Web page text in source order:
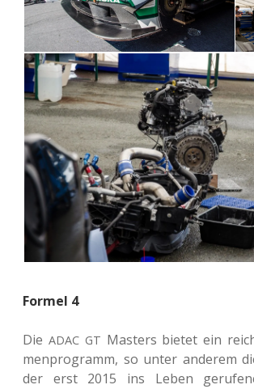
Formel 4
Die ADAC GT Mas­ters bietet ein
men­pro­gramm, so unter ande­rem
der erst 2015 ins Leben